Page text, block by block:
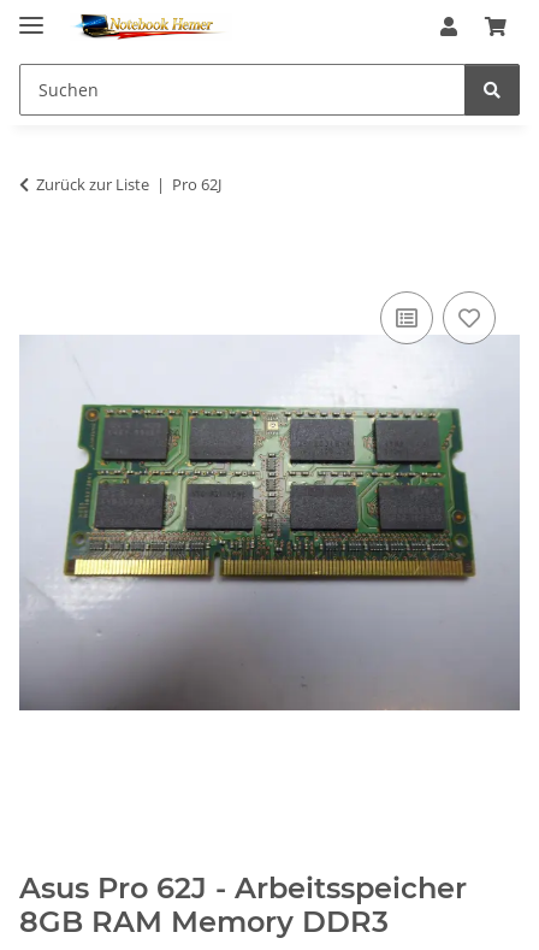
Zurück zur Liste Pro 62J
Asus Pro 62J - Arbeitsspeicher
8GB RAM Memory DDR3